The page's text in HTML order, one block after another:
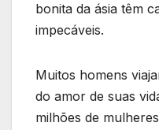
bonita da ásia têm
impecáveis.
Muitos homens
do amor de suas
milhões de